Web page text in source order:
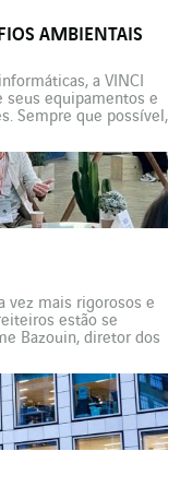
AMBIENTAIS
a VINCI
seus equipamentos e
Sempre que possível,
explica. Qual é o
(VESI) na
vez mais rigorosos e
estão se
Bazouin, diretor dos
sobre a aplicação
da construção